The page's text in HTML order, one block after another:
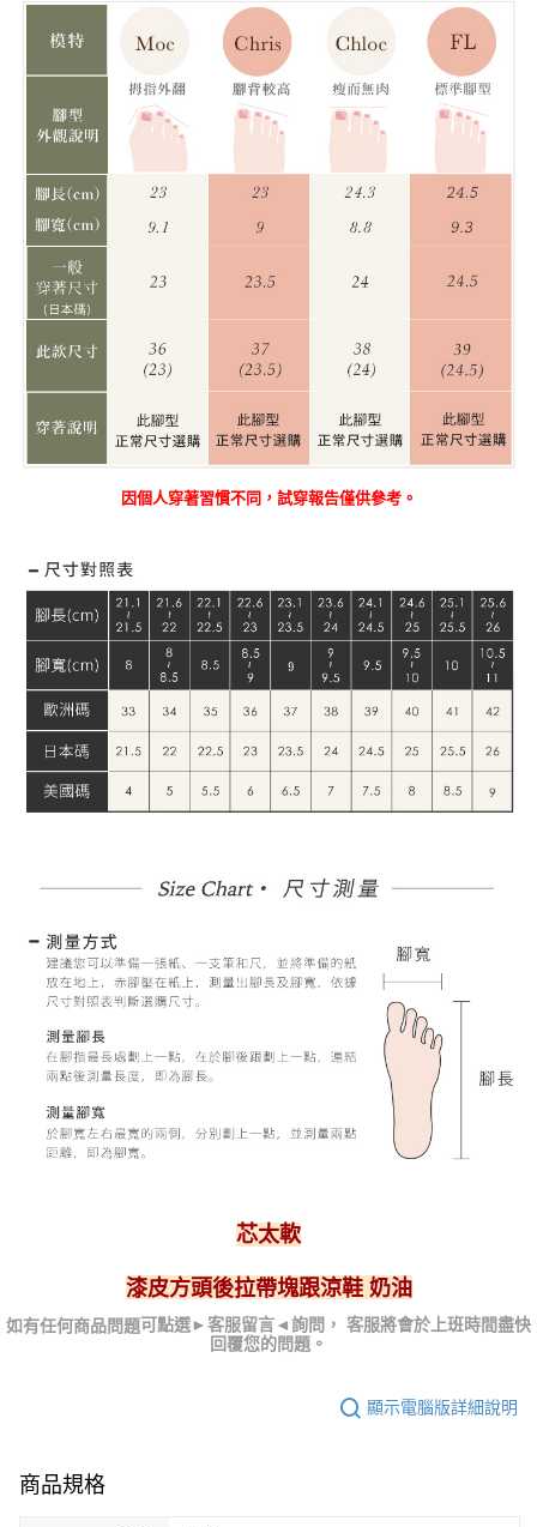
因個人穿著習慣不同，試穿報告僅供參考。
芯太軟
漆皮方頭後拉帶塊跟涼鞋 奶油
如有任何商品問題可點選►客服留言 ◄詢問， 客服將會於上班時間盡快
回覆您的問題。
顯示電腦版詳細說明
商品規格